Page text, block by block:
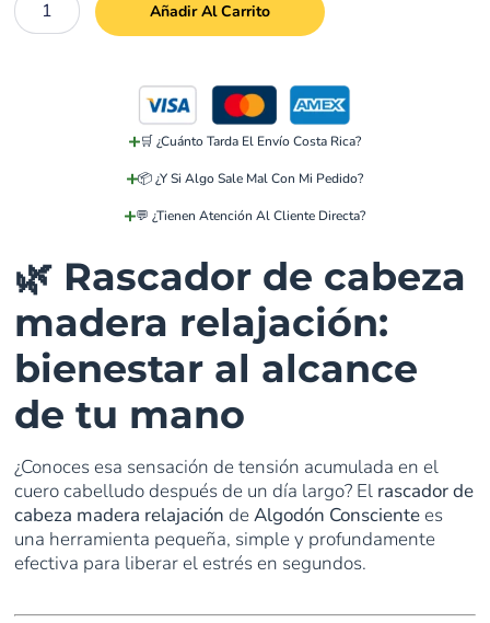
Añadir Al Carrito
🛒 ¿Cuánto Tarda El Envío Costa Rica?
📦 ¿Y Si Algo Sale Mal Con Mi Pedido?
💬 ¿Tienen Atención Al Cliente Directa?
🌿 Rascador de cabeza
madera relajación:
bienestar al alcance
de tu mano
¿Conoces esa sensación de tensión acumulada en el
cuero cabelludo después de un día largo? El rascador de
cabeza madera relajación deAlgodón Conscientees
una herramienta pequeña, simple y profundamente
efectiva para liberar el estrés en segundos.